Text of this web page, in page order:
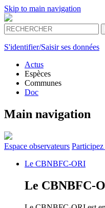
Skip to main navigation
S'identifier/Saisir ses données
Actus
Espèces
Communes
Doc
Main navigation
Espace observateurs Participez
Le CBNBFC-ORI
Le CBNBFC-